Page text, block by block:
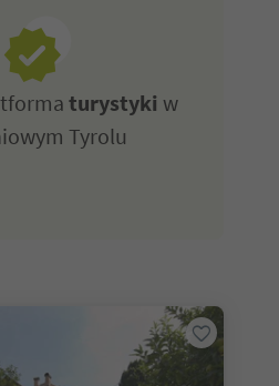
turystykiw
Tyrolu